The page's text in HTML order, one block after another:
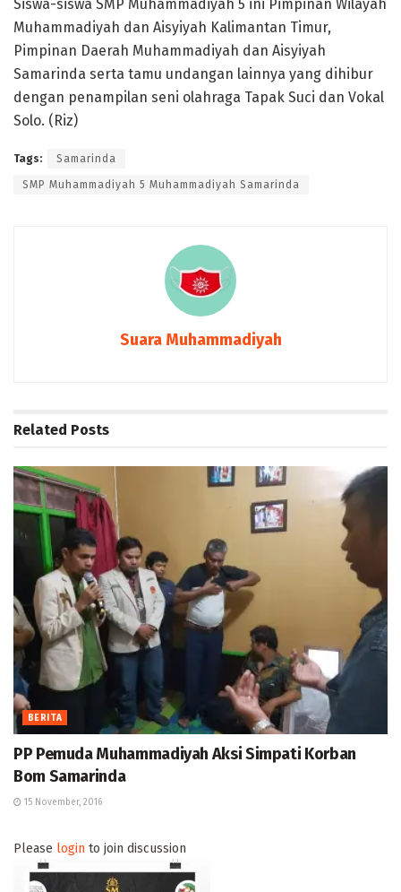
Siswa-siswa SMP Muhammadiyah 5 ini Pimpinan Wilayah
Muhammadiyah dan Aisyiyah Kalimantan Timur,
Pimpinan Daerah Muhammadiyah dan Aisyiyah
Samarinda serta tamu undangan lainnya yang dihibur
dengan penampilan seni olahraga Tapak Suci dan Vokal
Solo. (Riz)
Tags: Samarinda
SMP Muhammadiyah 5 Muhammadiyah Samarinda
Suara Muhammadiyah
Related Posts
BERITA
PP Pemuda Muhammadiyah Aksi Simpati Korban
Bom Samarinda
15 November, 2016
Please login to join discussion